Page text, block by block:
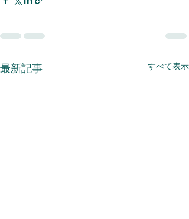
最新記事 すべて表示